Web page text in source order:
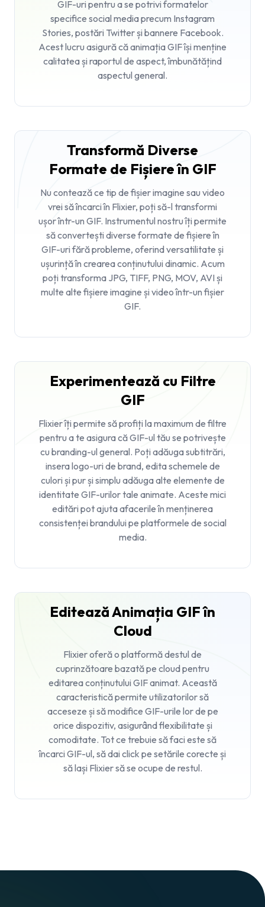
GIF-uri pentru a se potrivi formatelor
specifice social media precum Instagram
Stories, postări Twitter și bannere Facebook.
Acest lucru asigură că animația GIF își menține
calitatea și raportul de aspect, îmbunătățind
aspectul general.
Transformă Diverse
Formate de Fișiere în GIF
Nu contează ce tip de fișier imagine sau video
vrei să încarci în Flixier, poți să-l transformi
ușor într-un GIF. Instrumentul nostru îți permite
să convertești diverse formate de fișiere în
GIF-uri fără probleme, oferind versatilitate și
ușurință în crearea conținutului dinamic. Acum
poți transforma JPG, TIFF, PNG, MOV, AVI și
multe alte fișiere imagine și video într-un fișier
GIF.
Experimentează cu Filtre
GIF
Flixier îți permite să profiți la maximum de filtre
pentru a te asigura că GIF-ul tău se potrivește
cu branding-ul general. Poți adăuga subtitrări,
insera logo-uri de brand, edita schemele de
culori și pur și simplu adăuga alte elemente de
identitate GIF-urilor tale animate. Aceste mici
editări pot ajuta afacerile în menținerea
consistenței brandului pe platformele de social
media.
Editează Animația GIF în
Cloud
Flixier oferă o platformă destul de
cuprinzătoare bazată pe cloud pentru
editarea conținutului GIF animat. Această
caracteristică permite utilizatorilor să
acceseze și să modifice GIF-urile lor de pe
orice dispozitiv, asigurând flexibilitate și
comoditate. Tot ce trebuie să faci este să
încarci GIF-ul, să dai click pe setările corecte și
să lași Flixier să se ocupe de restul.